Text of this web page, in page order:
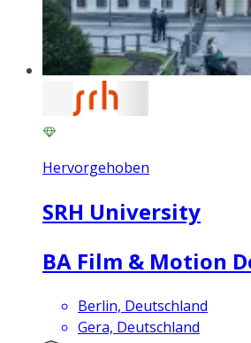
Hervorgehoben
SRH University
BA Film & Motion
Berlin, Deutschland
Gera, Deutschland